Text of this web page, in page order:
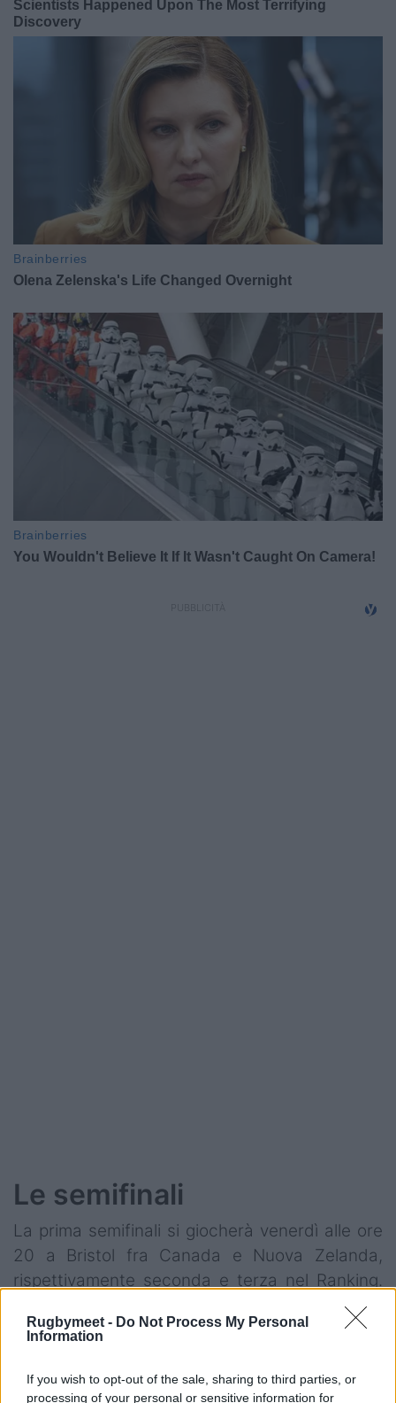
Rugbymeet - Do Not Process My Personal
Information
If you wish to opt-out of the sale, sharing to third parties, or
processing of your personal or sensitive information for
Le semifinali
La prima semifinali si giocherà venerdì alle ore
20 a Bristol fra Canada e Nuova Zelanda,
rispettivamente seconda e terza nel Ranking.
L'altra semifinale si disputerà sempre a Bristol
sabato alle ore 15,30 fra Inghilterra e Francia,